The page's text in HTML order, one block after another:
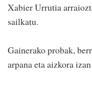
Xabier Urrutia
sailkatu.
Gainerako probak,
arpana eta aizkora